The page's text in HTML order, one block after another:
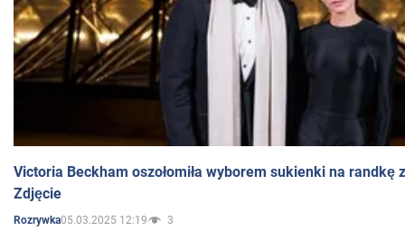
Victoria Beckham oszołomiła wyborem sukienki na randkę
Zdjęcie
Rozrywka05.03.2025 12:19 3